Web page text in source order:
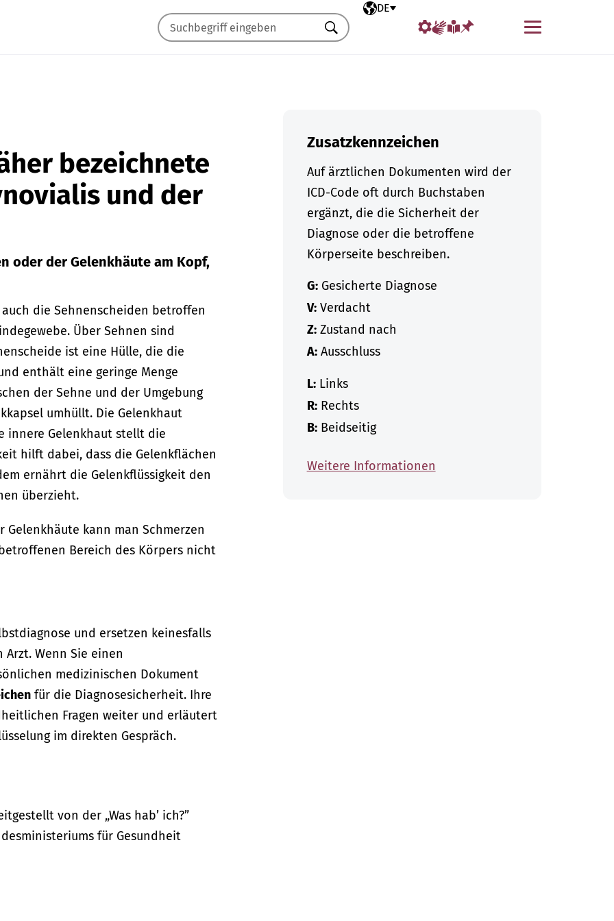
Ausgewählte Sprache
DE
Menü
Suchen
bezeichnete
und der
oder der Gelenkhäute am Kopf,
die Sehnenscheiden betroffen
Über Sehnen sind
ist eine Hülle, die die
enthält eine geringe Menge
der Sehne und der Umgebung
umhüllt. Die Gelenkhaut
innere Gelenkhaut stellt die
hilft dabei, dass die Gelenkflächen
ernährt die Gelenkflüssigkeit den
überzieht.
kann man Schmerzen
Bereich des Körpers nicht
und ersetzen keinesfalls
Wenn Sie einen
medizinischen Dokument
für die Diagnosesicherheit. Ihre
Fragen weiter und erläutert
im direkten Gespräch.
von der „Was hab’ ich?”
für Gesundheit
Zusatzkennzeichen
Auf ärztlichen Dokumenten wird der
ICD-Code oft durch Buchstaben
ergänzt, die die Sicherheit der
Diagnose oder die betroffene
Körperseite beschreiben.
G:Gesicherte Diagnose
V:Verdacht
Z:Zustand nach
A:Ausschluss
L:Links
R:Rechts
B:Beidseitig
Weitere Informationen